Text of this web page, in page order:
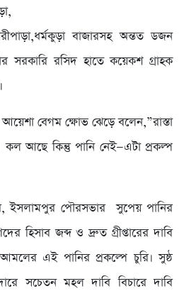
বাজারসহ অন্তত ডজন
সরকারি রসিদ হাতে কয়েকশ গ্রাহক
বেগম ক্ষোভ ঝেড়ে বলেন,”রাস্তা
কল আছে কিন্তু পানি নেই—এটা প্রকল্প
ইসলামপুর পৌরসভার সুপেয় পানির
হিসাব জব্দ ও দ্রুত গ্রীপ্তারের দাবি
এই পানির প্রকল্পে চুরি। সুষ্ঠ
সচেতন মহল দাবি বিচারে দাবি